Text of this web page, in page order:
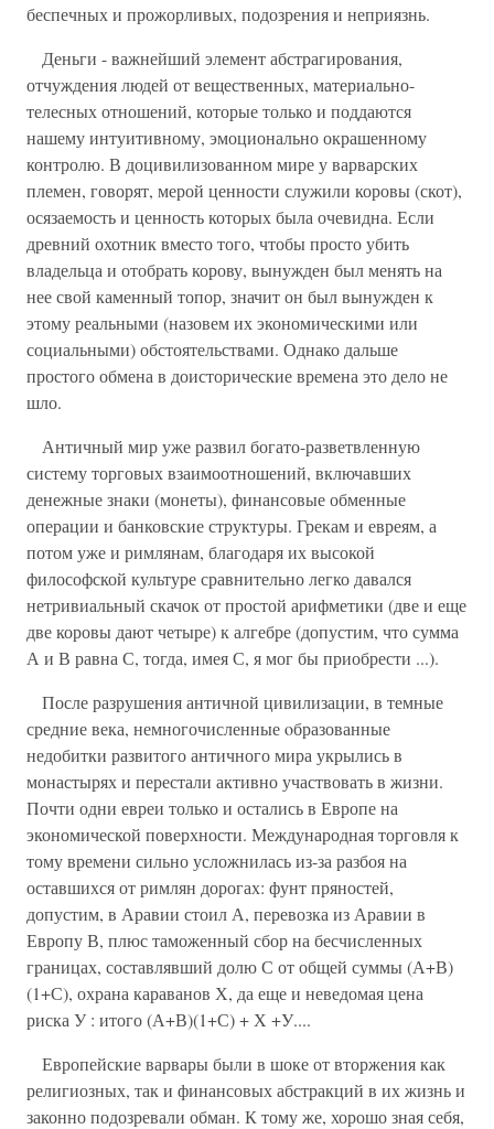
беспечных и прожорливых, подозрения и неприязнь.
Деньги - важнейший элемент абстрагирования,
отчуждения людей от вещественных, материально-
телесных отношений, которые только и поддаются
нашему интуитивному, эмоционально окрашенному
контролю. В доцивилизованном мире у варварских
племен, говорят, мерой ценности служили коровы (скот),
осязаемость и ценность которых была очевидна. Если
древний охотник вместо того, чтобы просто убить
владельца и отобрать корову, вынужден был менять на
нее свой каменный топор, значит он был вынужден к
этому реальными (назовем их экономическими или
социальными) обстоятельствами. Однако дальше
простого обмена в доисторические времена это дело не
шло.
Античный мир уже развил богато-разветвленную
систему торговых взаимоотношений, включавших
денежные знаки (монеты), финансовые обменные
операции и банковские структуры. Грекам и евреям, а
потом уже и римлянам, благодаря их высокой
философской культуре сравнительно легко давался
нетривиальный скачок от простой арифметики (две и еще
две коровы дают четыре) к алгебре (допустим, что сумма
А и В равна С, тогда, имея С, я мог бы приобрести ...).
После разрушения античной цивилизации, в темные
средние века, немногочисленные oбразованные
недобитки развитого античного мира укрылись в
монастырях и перестали активно участвовать в жизни.
Почти одни евреи только и остались в Европе на
экономической поверхности. Международная торговля к
тому времени сильно усложнилась из-за разбоя на
оставшихся от римлян дорогах: фунт пряностей,
допустим, в Аравии стоил А, перевозка из Аравии в
Европу В, плюс таможенный сбор на бесчисленных
границах, составлявший долю С от общей суммы (А+В)
(1+С), охрана караванов Х, да еще и неведомая цена
риска У : итого (А+В)(1+С) + Х +У....
Европейские варвары были в шоке от вторжения как
религиозных, так и финансовых абстракций в их жизнь и
законно подозревали обман. К тому же, хорошо зная себя,